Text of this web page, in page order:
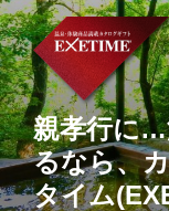
コ
ン
テ
ン
ツ
へ
ス
キ
親孝行に…
るなら、
タイム